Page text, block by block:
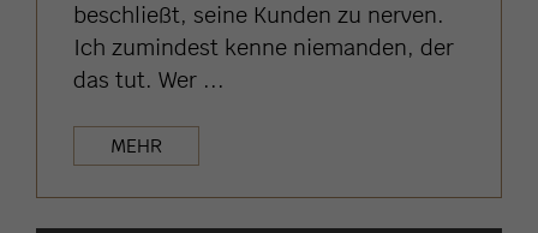
beschließt, seine Kunden zu nerven.
Ich zumindest kenne niemanden, der
das tut. Wer ...
MEHR